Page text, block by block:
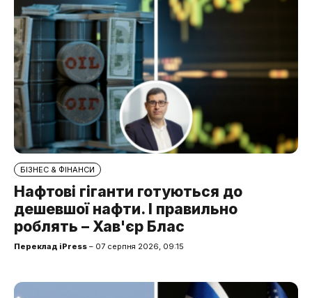
БІЗНЕС & ФІНАНСИ
Нафтові гіганти готуються до
дешевшої нафти. І правильно
роблять – Хав'єр Блас
Переклад iPress – 07 серпня 2026, 09:15